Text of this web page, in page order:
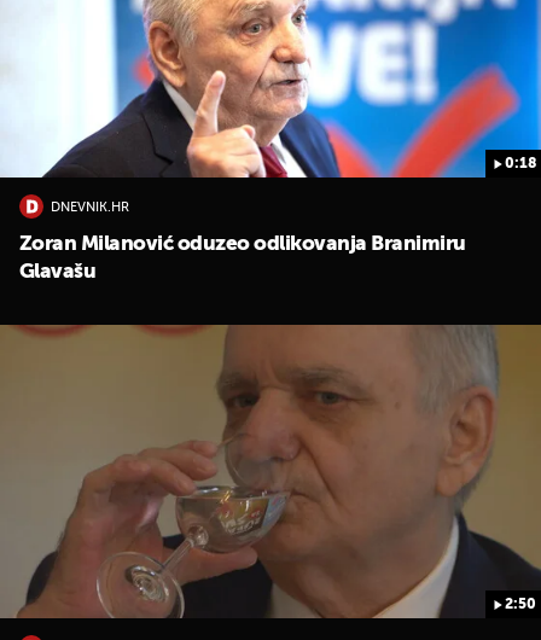
0:18
DNEVNIK.HR
Zoran Milanović oduzeo odlikovanja Branimiru
Glavašu
2:50